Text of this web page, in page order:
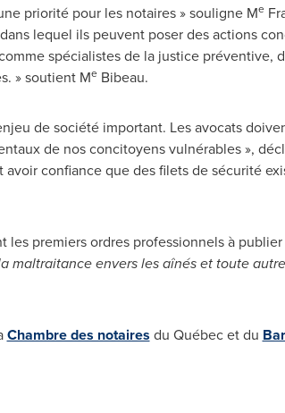
priorité pour les notaires » souligne Me
lequel ils peuvent poser des actions
spécialistes de la justice préventive,
» soutient MeBibeau.
de société important. Les avocats
de nos concitoyens vulnérables »,
confiance que des filets de sécurité
les premiers ordres professionnels à
maltraitance envers les aînés et toute
Chambre des notaires du Québec et du